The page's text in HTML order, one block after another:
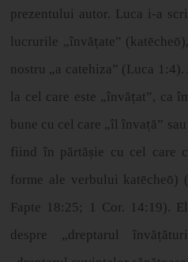
prezentului autor. Luca i-a
lucrurile „învățate” (katēcheō
nostru „a catehiza ” (Luca 1:4).
la cel care este „învățat”, ca
bune cu cel care „îl învață”
fiind în părtășie cu cel care
forme ale verbului katēcheō )
Fapte 18:25; 1 Cor. 14:19).
despre „dreptarul învăță